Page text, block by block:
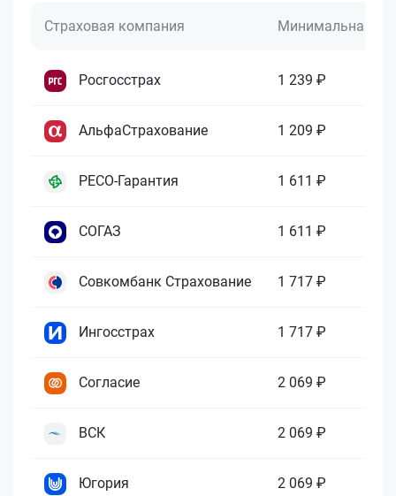
Страховая компания Минимальная
Росгосстрах 1 239 ₽
АльфаСтрахование 1 209 ₽
РЕСО-Гарантия 1 611 ₽
СОГАЗ 1 611 ₽
Совкомбанк Страхование 1 717 ₽
Ингосстрах 1 717 ₽
Согласие 2 069 ₽
ВСК 2 069 ₽
Югория 2 069 ₽